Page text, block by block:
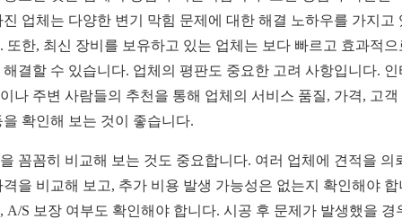
진 업체는 다양한 변기 막힘 문제에 대한 해결 노하우를 가지고
또한, 최신 장비를 보유하고 있는 업체는 보다 빠르고 효과적으
해결할 수 있습니다. 업체의 평판도 중요한 고려 사항입니다. 인
나 주변 사람들의 추천을 통해 업체의 서비스 품질, 가격, 고객
을 확인해 보는 것이 좋습니다.
꼼꼼히 비교해 보는 것도 중요합니다. 여러 업체에 견적을 의
격을 비교해 보고, 추가 비용 발생 가능성은 없는지 확인해야 합
A/S 보장 여부도 확인해야 합니다. 시공 후 문제가 발생했을 경